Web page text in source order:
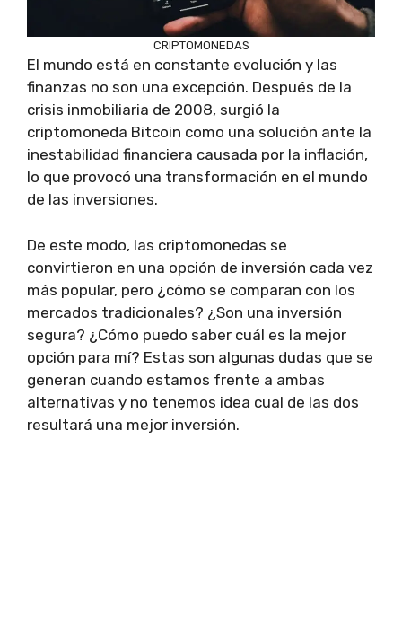
CRIPTOMONEDAS
El mundo está en constante evolución y las
finanzas no son una excepción. Después de la
crisis inmobiliaria de 2008, surgió la
criptomoneda Bitcoin como una solución ante la
inestabilidad financiera causada por la inflación,
lo que provocó una transformación en el mundo
de las inversiones.
De este modo, las criptomonedas se
convirtieron en una opción de inversión cada vez
más popular, pero ¿cómo se comparan con los
mercados tradicionales? ¿Son una inversión
segura? ¿Cómo puedo saber cuál es la mejor
opción para mí? Estas son algunas dudas que se
generan cuando estamos frente a ambas
alternativas y no tenemos idea cual de las dos
resultará una mejor inversión.